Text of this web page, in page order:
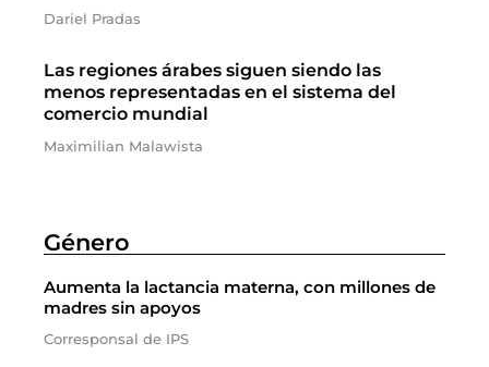
Dariel Pradas
Las regiones árabes siguen siendo las
menos representadas en el sistema del
comercio mundial
Maximilian Malawista
Género
Aumenta la lactancia materna, con millones de
madres sin apoyos
Corresponsal de IPS